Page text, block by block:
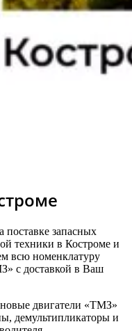
поставке запасных
техники в Костроме и
всю номенклатуру
с доставкой в Ваш
двигатели «ТМЗ»
демультипликаторы и